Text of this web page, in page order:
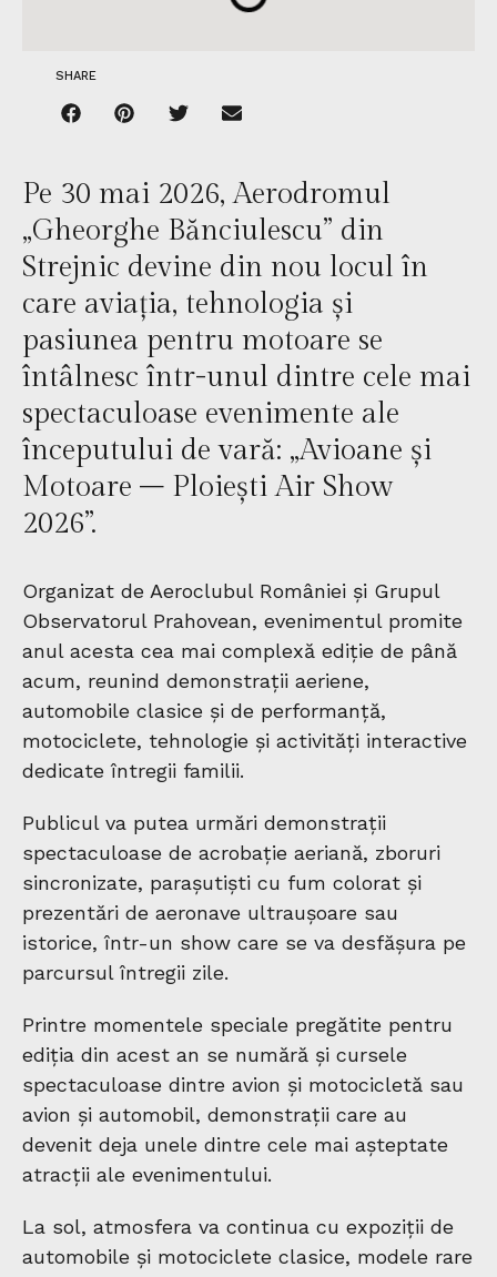
SHARE
Pe 30 mai 2026, Aerodromul
„Gheorghe Bănciulescu” din
Strejnic devine din nou locul în
care aviația, tehnologia și
pasiunea pentru motoare se
întâlnesc într-unul dintre cele mai
spectaculoase evenimente ale
începutului de vară: „Avioane și
Motoare – Ploiești Air Show
2026”.
Organizat de Aeroclubul României și Grupul
Observatorul Prahovean, evenimentul promite
anul acesta cea mai complexă ediție de până
acum, reunind demonstrații aeriene,
automobile clasice și de performanță,
motociclete, tehnologie și activități interactive
dedicate întregii familii.
Publicul va putea urmări demonstrații
spectaculoase de acrobație aeriană, zboruri
sincronizate, parașutiști cu fum colorat și
prezentări de aeronave ultraușoare sau
istorice, într-un show care se va desfășura pe
parcursul întregii zile.
Printre momentele speciale pregătite pentru
ediția din acest an se numără și cursele
spectaculoase dintre avion și motocicletă sau
avion și automobil, demonstrații care au
devenit deja unele dintre cele mai așteptate
atracții ale evenimentului.
La sol, atmosfera va continua cu expoziții de
automobile și motociclete clasice, modele rare